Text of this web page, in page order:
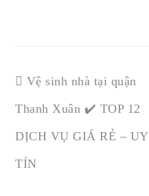
Vệ sinh nhà tại quận
Thanh Xuân ✔️ TOP 12
DỊCH VỤ GIÁ RẺ – UY
TÍN